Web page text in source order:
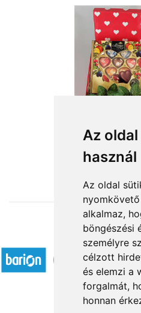
Az
használ
Az oldal
alkalmaz,
böngészési
személyre
célzott
és elemzi a
forgalmát,
honnan
from
Accepted